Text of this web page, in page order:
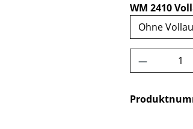
WM 2410